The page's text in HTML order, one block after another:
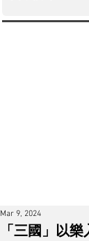
「三國」以
Mar 9, 2024